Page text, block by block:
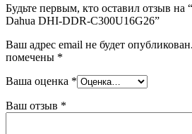
Будьте первым, кто оставил отзыв на
Dahua DHI-DDR-C300U16G26”
Ваш адрес email не будет опубликован.
помечены *
Ваша оценка *
Ваш отзыв *